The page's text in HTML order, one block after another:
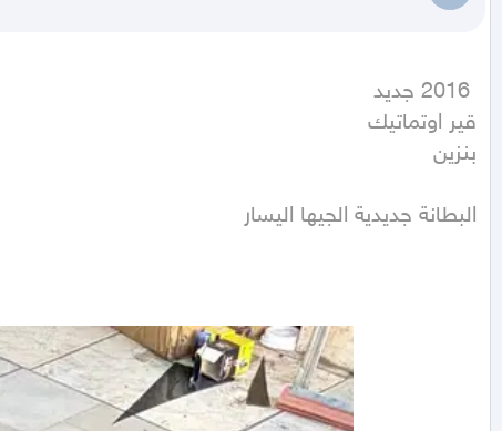
بنزين
البطانة جديدية الجيها اليسار